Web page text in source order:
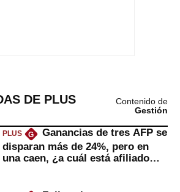
DE PLUS
Contenido de
Gestión
PLUS G
Ganancias de tres AFP se
disparan más de 24%, pero en
una caen, ¿a cuál está afiliado